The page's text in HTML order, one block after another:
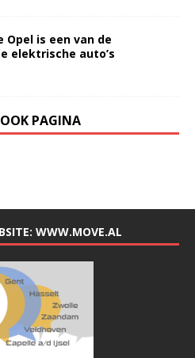
Opel is een van de
elektrische auto’s
PAGINA
WWW.MOVE.AL